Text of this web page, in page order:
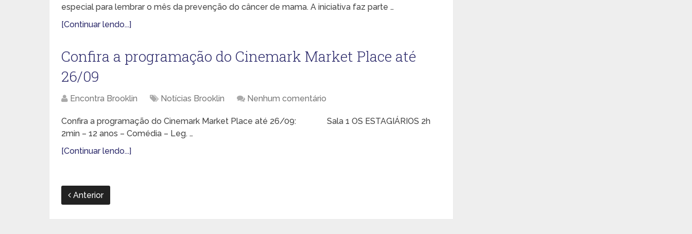
especial para lembrar o mês da prevenção do câncer de mama. A iniciativa faz parte …
[Continuar lendo...]
Confira a programação do Cinemark Market Place até
26/09
Encontra Brooklin Notícias Brooklin Nenhum comentário
Confira a programação do Cinemark Market Place até 26/09: Sala 1 OS ESTAGIÁRIOS 2h
2min – 12 anos – Comédia – Leg. …
[Continuar lendo...]
Anterior